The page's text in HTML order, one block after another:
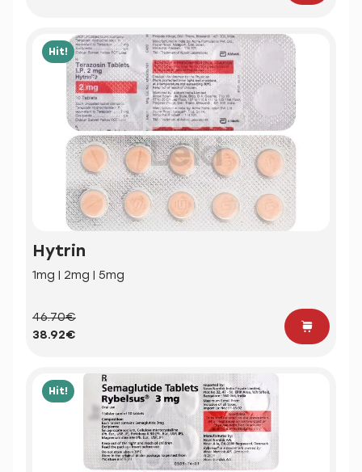
Hit!
Hytrin
1mg | 2mg | 5mg
46.70€
38.92€
Hit!